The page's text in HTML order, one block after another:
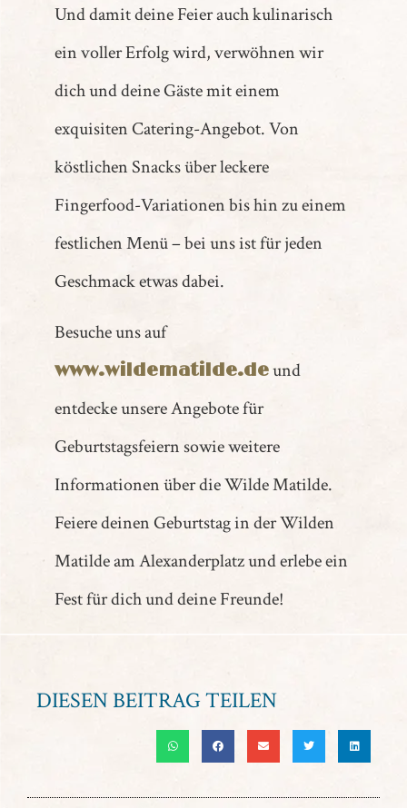
Und damit deine Feier auch kulinarisch
ein voller Erfolg wird, verwöhnen wir
dich und deine Gäste mit einem
exquisiten Catering-Angebot. Von
köstlichen Snacks über leckere
Fingerfood-Variationen bis hin zu einem
festlichen Menü – bei uns ist für jeden
Geschmack etwas dabei.
Besuche uns auf
www.wildematilde.deund
entdecke unsere Angebote für
Geburtstagsfeiern sowie weitere
Informationen über die Wilde Matilde.
Feiere deinen Geburtstag in der Wilden
Matilde am Alexanderplatz und erlebe ein
Fest für dich und deine Freunde!
DIESEN BEITRAG TEILEN